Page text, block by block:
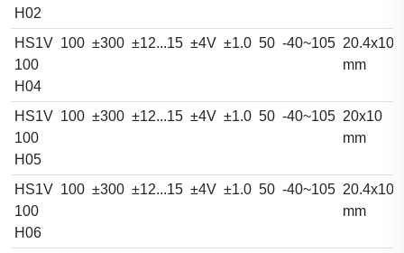
H02
HS1V
100
H04
100 ±300 ±12...15 ±4V ±1.0 50 -40~105
mm
HS1V
100
H05
100 ±300 ±12...15 ±4V ±1.0 50 -40~105 20x10
mm
HS1V
100
H06
100 ±300 ±12...15 ±4V ±1.0 50 -40~105
mm